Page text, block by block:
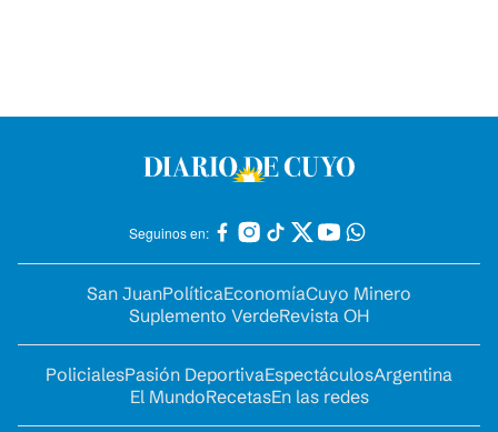
Seguinos en:
San JuanPolíticaEconomíaCuyo Minero
Suplemento VerdeRevista OH
PolicialesPasión DeportivaEspectáculosArgentina
El MundoRecetasEn las redes